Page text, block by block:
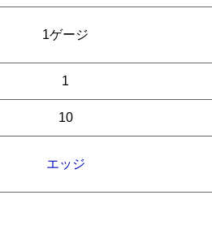
1ゲージ
1
10
エッジ